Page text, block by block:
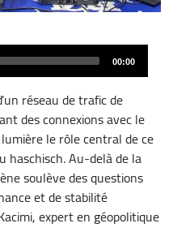
00:00
réseau de trafic de
des connexions avec le
le rôle central de ce
haschisch. Au-delà de la
soulève des questions
et de stabilité
expert en géopolitique